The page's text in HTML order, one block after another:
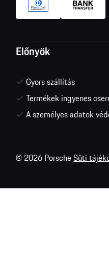
Előnyök
Gyors szállítás
Termékek ingyenes
A személyes adatok
© 2026 PorscheSüti